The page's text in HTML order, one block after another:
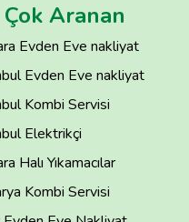
Çok Aranan
Evden Eve nakliyat
Evden Eve nakliyat
Kombi Servisi
Elektrikçi
Halı Yıkamacılar
Kombi Servisi